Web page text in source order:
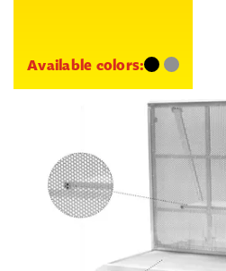
Available colors: